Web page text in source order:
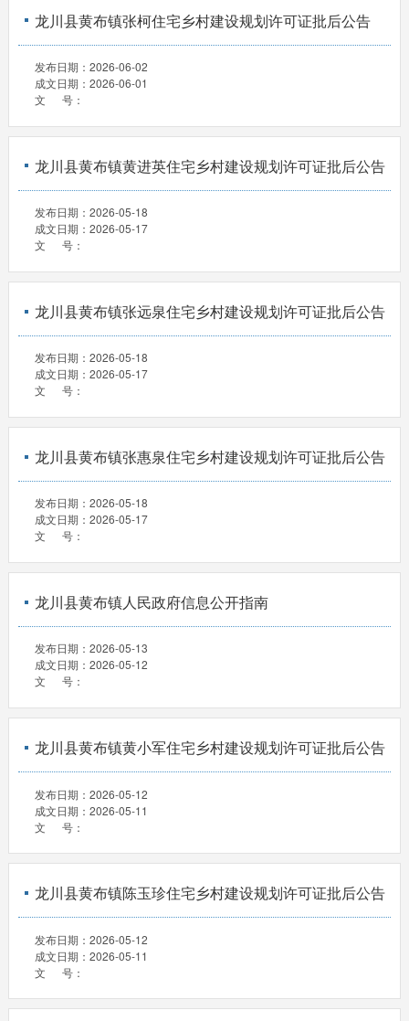
龙川县黄布镇张柯住宅乡村建设规划许可证批后公告
发布日期： 2026-06-02
成文日期： 2026-06-01
文 号：
龙川县黄布镇黄进英住宅乡村建设规划许可证批后公告
发布日期： 2026-05-18
成文日期： 2026-05-17
文 号：
龙川县黄布镇张远泉住宅乡村建设规划许可证批后公告
发布日期： 2026-05-18
成文日期： 2026-05-17
文 号：
龙川县黄布镇张惠泉住宅乡村建设规划许可证批后公告
发布日期： 2026-05-18
成文日期： 2026-05-17
文 号：
龙川县黄布镇人民政府信息公开指南
发布日期： 2026-05-13
成文日期： 2026-05-12
文 号：
龙川县黄布镇黄小军住宅乡村建设规划许可证批后公告
发布日期： 2026-05-12
成文日期： 2026-05-11
文 号：
龙川县黄布镇陈玉珍住宅乡村建设规划许可证批后公告
发布日期： 2026-05-12
成文日期： 2026-05-11
文 号：